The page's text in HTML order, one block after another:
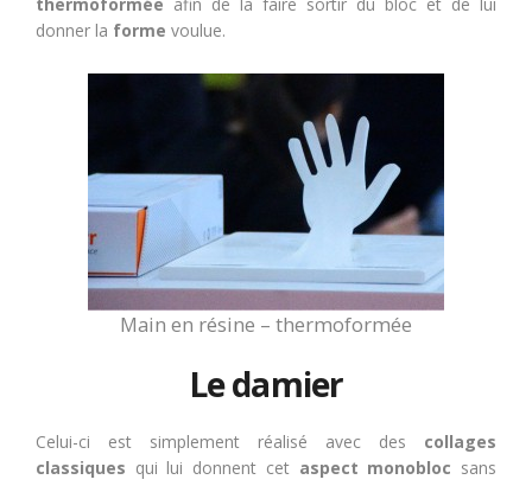
donner la forme voulue.
Main en résine – thermoformée
Le damier
Celui-ci est simplement réalisé avec des collages
classiques qui lui donnent cet aspect monobloc sans